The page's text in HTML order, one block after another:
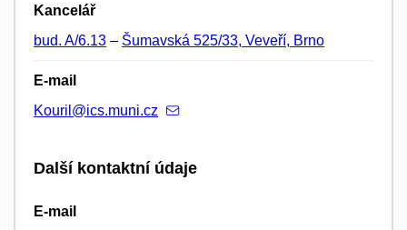
Kancelář
bud. A/6.13 – Šumavská 525/33, Veveří, Brno
E-mail
Kouril@ics.muni.cz
Další kontaktní údaje
E-mail